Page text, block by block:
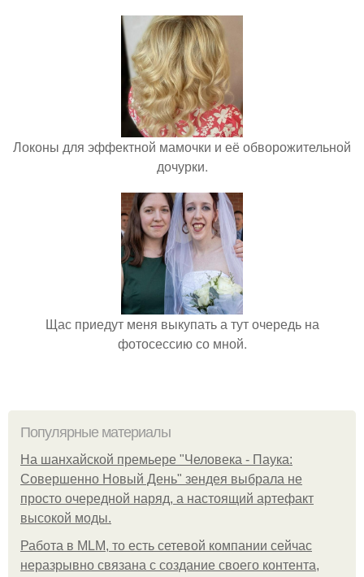
Локоны для эффектной мамочки и её обворожительной
дочурки.
Щас приедут меня выкупать а тут очередь на
фотосессию со мной.
Популярные материалы
На шанхайской премьере "Человека - Паука:
Совершенно Новый День" зендея выбрала не
просто очередной наряд, а настоящий артефакт
высокой моды.
Работа в MLM, то есть сетевой компании сейчас
неразрывно связана с создание своего контента,